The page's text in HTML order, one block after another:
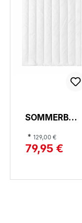
SOMMERBE
AKTIV
LEICHT-
* 129,00 €
79,95 €